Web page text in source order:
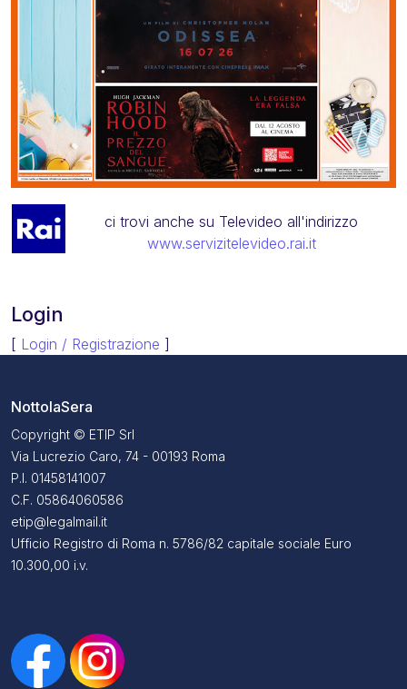
ci trovi anche su Televideo all'indirizzo
www.servizitelevideo.rai.it
Login
[ Login / Registrazione ]
NottolaSera
Copyright © ETIP Srl
Via Lucrezio Caro, 74 - 00193 Roma
P.I. 01458141007
C.F. 05864060586
etip@legalmail.it
Ufficio Registro di Roma n. 5786/82 capitale sociale Euro
10.300,00 i.v.